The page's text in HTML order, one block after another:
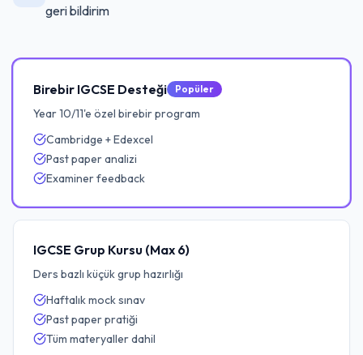
geri bildirim
Birebir IGCSE Desteği Popüler
Year 10/11'e özel birebir program
Cambridge + Edexcel
Past paper analizi
Examiner feedback
IGCSE Grup Kursu (Max 6)
Ders bazlı küçük grup hazırlığı
Haftalık mock sınav
Past paper pratiği
Tüm materyaller dahil